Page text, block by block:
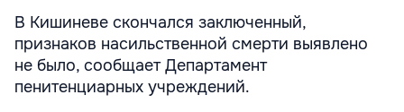
В Кишиневе скончался заключенный,
признаков насильственной смерти выявлено
не было, сообщает Департамент
пенитенциарных учреждений.